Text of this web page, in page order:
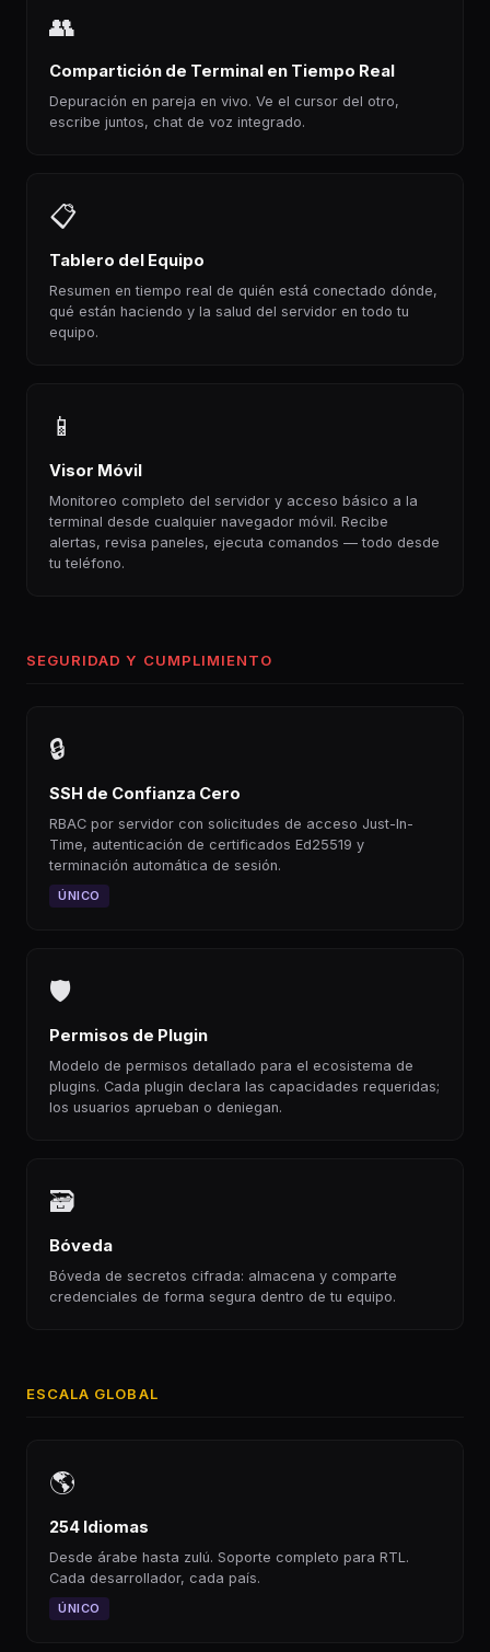
👥
Compartición de Terminal en Tiempo Real
Depuración en pareja en vivo. Ve el cursor del otro,
escribe juntos, chat de voz integrado.
📋
Tablero del Equipo
Resumen en tiempo real de quién está conectado dónde,
qué están haciendo y la salud del servidor en todo tu
equipo.
📱
Visor Móvil
Monitoreo completo del servidor y acceso básico a la
terminal desde cualquier navegador móvil. Recibe
alertas, revisa paneles, ejecuta comandos — todo desde
tu teléfono.
SEGURIDAD Y CUMPLIMIENTO
🔒
SSH de Confianza Cero
RBAC por servidor con solicitudes de acceso Just-In-
Time, autenticación de certificados Ed25519 y
terminación automática de sesión.
ÚNICO
🛡
Permisos de Plugin
Modelo de permisos detallado para el ecosistema de
plugins. Cada plugin declara las capacidades requeridas;
los usuarios aprueban o deniegan.
🗃
Bóveda
Bóveda de secretos cifrada: almacena y comparte
credenciales de forma segura dentro de tu equipo.
ESCALA GLOBAL
🌎
254 Idiomas
Desde árabe hasta zulú. Soporte completo para RTL.
Cada desarrollador, cada país.
ÚNICO